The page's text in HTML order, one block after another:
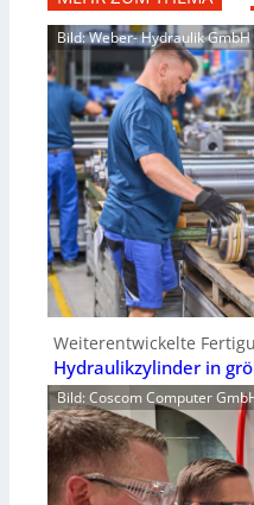
Bild: Weber- Hydraulik GmbH
Weiterentwickelte
Hydraulikzylinder in
Bild: Coscom Computer